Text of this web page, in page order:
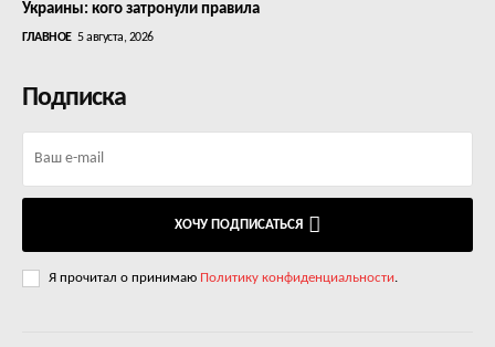
Украины: кого затронули правила
ГЛАВНОЕ 5 августа, 2026
Подписка
ХОЧУ ПОДПИСАТЬСЯ
Я прочитал о принимаю Политику конфиденциальности.